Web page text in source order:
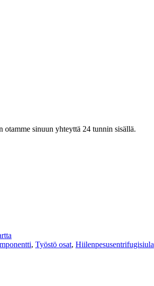
otamme sinuun yhteyttä 24 tunnin sisällä.
, Työstö osat, Hiilenpesusentrifugisiula